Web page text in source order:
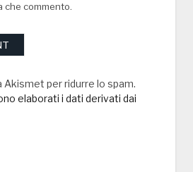
che commento.
per ridurre lo spam.
elaborati i dati derivati dai